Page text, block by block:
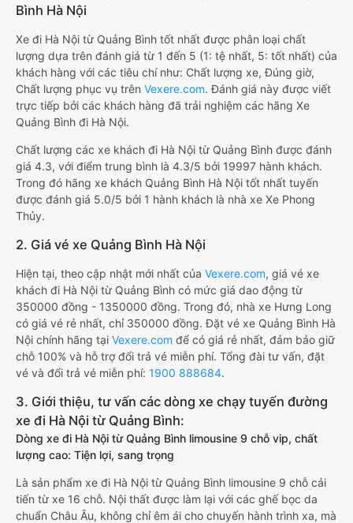
Bình Hà Nội
Xe đi Hà Nội từ Quảng Bình tốt nhất được phân loại chất
lượng dựa trên đánh giá từ 1 đến 5 (1: tệ nhất, 5: tốt nhất) của
khách hàng với các tiêu chí như: Chất lượng xe, Đúng giờ,
Chất lượng phục vụ trên Vexere.com. Đánh giá này được viết
trực tiếp bởi các khách hàng đã trải nghiệm các hãng Xe
Quảng Bình đi Hà Nội.
Chất lượng các xe khách đi Hà Nội từ Quảng Bình được đánh
giá 4.3, với điểm trung bình là 4.3/5 bởi 19997 hành khách.
Trong đó hãng xe khách Quảng Bình Hà Nội tốt nhất tuyến
được đánh giá 5.0/5 bởi 1 hành khách là nhà xe Xe Phong
Thủy.
2. Giá vé xe Quảng Bình Hà Nội
Hiện tại, theo cập nhật mới nhất của Vexere.com, giá vé xe
khách đi Hà Nội từ Quảng Bình có mức giá dao động từ
350000 đồng - 1350000 đồng. Trong đó, nhà xe Hưng Long
có giá vé rẻ nhất, chỉ 350000 đồng. Đặt vé xe Quảng Bình Hà
Nội chính hãng tại Vexere.com để có giá rẻ nhất, đảm bảo giữ
chỗ 100% và hỗ trợ đổi trả vé miễn phí. Tổng đài tư vấn, đặt
vé và đổi trả vé miễn phí: 1900 888684.
3. Giới thiệu, tư vấn các dòng xe chạy tuyến đường
xe đi Hà Nội từ Quảng Bình:
Dòng xe đi Hà Nội từ Quảng Bình limousine 9 chỗ vip, chất
lượng cao: Tiện lợi, sang trọng
Là sản phẩm xe đi Hà Nội từ Quảng Bình limousine 9 chỗ cải
tiến từ xe 16 chỗ. Nội thất được làm lại với các ghế bọc da
chuẩn Châu Âu, không chỉ êm ái cho chuyến hành trình xa, mà